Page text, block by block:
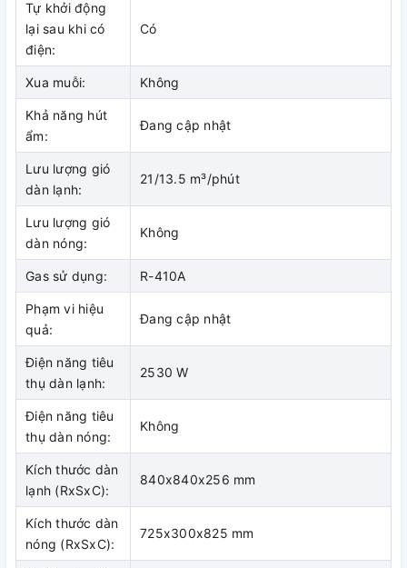
Độ bền cao
Máy lạnh Daikin FCNQ26MV1/RNQ26MV1 với dàn trao đổi
nhiệt có khả năng chịu được ăn mòn do muối và ô nhiễm môi
trường, rất thích hợp khi nhà bạn, văn phòng công ty ở gần
Máy lạnh Daikin FCNQ26MV1/RNQ26MV1 độ bền cao
Tự khởi động
lại sau khi có
điện:
Có
Xua muỗi: Không
Khả năng hút
ẩm:
Đang cập nhật
Lưu lượng gió
dàn lạnh:
21/13.5 m³/phút
Lưu lượng gió
dàn nóng:
Không
Gas sử dụng: R-410A
Phạm vi hiệu
quả:
Đang cập nhật
Điện năng tiêu
thụ dàn lạnh:
2530 W
Điện năng tiêu
thụ dàn nóng:
Không
Kích thước dàn
lạnh (RxSxC):
840x840x256 mm
Kích thước dàn
nóng (RxSxC):
725x300x825 mm